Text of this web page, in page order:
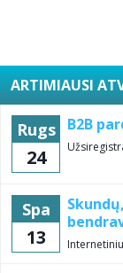
ARTIMIAUSI
Rugs
24
B2B
Spa
13